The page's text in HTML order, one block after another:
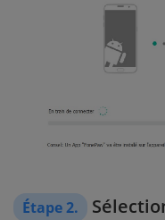
Étape 2.